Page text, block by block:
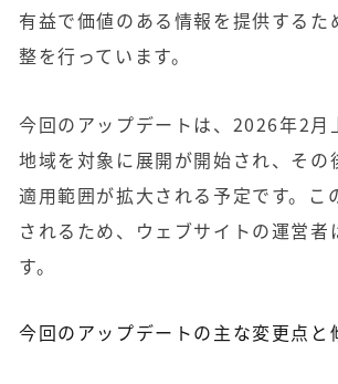
有益で価値のある情報を提供する
整を行っています。
今回のアップデートは、2026年2月
地域を対象に展開が開始され、そ
適用範囲が拡大される予定です。
されるため、ウェブサイトの運営
す。
今回のアップデートの主な変更点と